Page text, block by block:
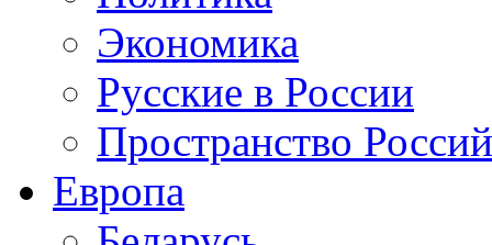
Экономика
Русские в России
Пространство
Европа